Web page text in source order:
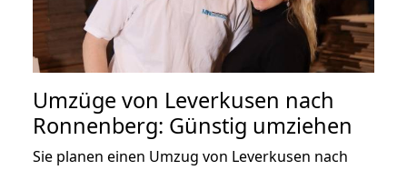
Umzüge von Leverkusen nach
Ronnenberg: Günstig umziehen
Sie planen einen Umzug von Leverkusen nach